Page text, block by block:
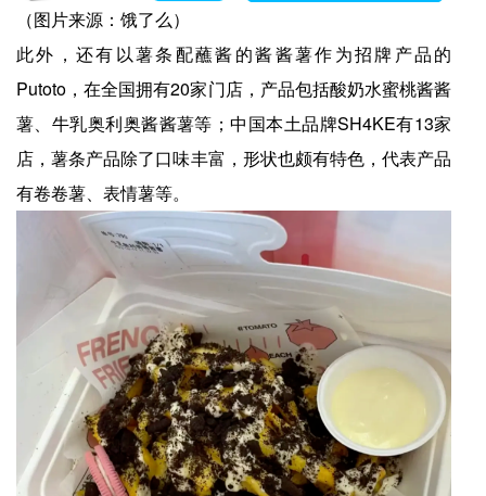
（图片来源：饿了么）
此外，还有以薯条配蘸酱的酱酱薯作为招牌产品的
Putoto，在全国拥有20家门店，产品包括酸奶水蜜桃酱酱
薯、牛乳奥利奥酱酱薯等；中国本土品牌SH4KE有13家
店，薯条产品除了口味丰富，形状也颇有特色，代表产品
有卷卷薯、表情薯等。